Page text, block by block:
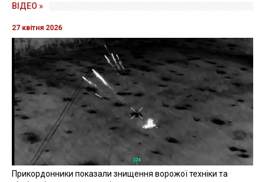
ВІДЕО »
27 квітня 2026
Прикордонники показали знищення ворожої техніки та